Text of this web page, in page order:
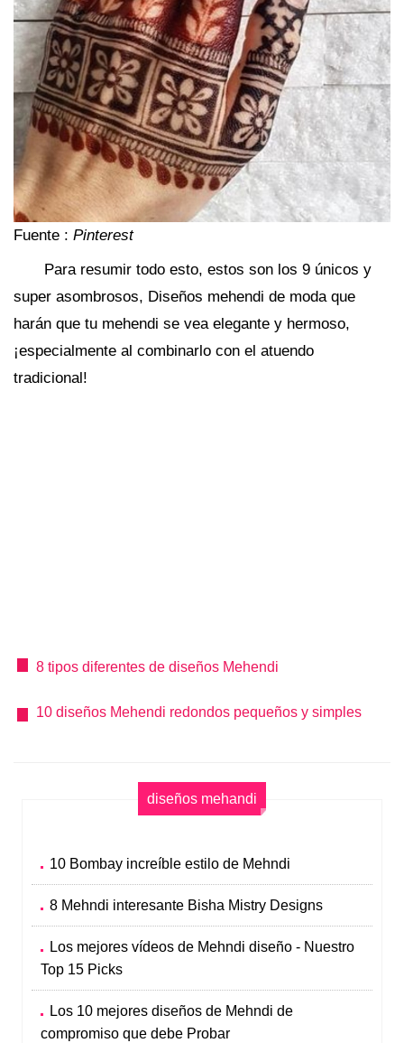
Fuente : Pinterest
Para resumir todo esto, estos son los 9 únicos y
super asombrosos, Diseños mehendi de moda que
harán que tu mehendi se vea elegante y hermoso,
¡especialmente al combinarlo con el atuendo
tradicional!
8 tipos diferentes de diseños Mehendi
10 diseños Mehendi redondos pequeños y simples
diseños mehandi
10 Bombay increíble estilo de Mehndi
8 Mehndi interesante Bisha Mistry Designs
Los mejores vídeos de Mehndi diseño - Nuestro
Top 15 Picks
Los 10 mejores diseños de Mehndi de
compromiso que debe Probar